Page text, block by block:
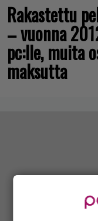
Rakastettu
– vuonna
pc:lle, muita
maksutta